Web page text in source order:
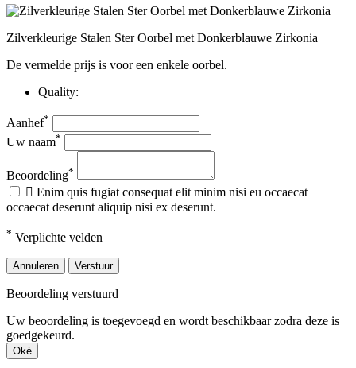
Zilverkleurige Stalen Ster Oorbel met Donkerblauwe Zirkonia
De vermelde prijs is voor een enkele oorbel.
Quality:
Aanhef*
Uw naam*
Beoordeling*
 Enim quis fugiat consequat elit minim nisi eu occaecat
occaecat deserunt aliquip nisi ex deserunt.
* Verplichte velden
Annuleren Verstuur
Beoordeling verstuurd
Uw beoordeling is toegevoegd en wordt beschikbaar zodra deze is
goedgekeurd.
Oké